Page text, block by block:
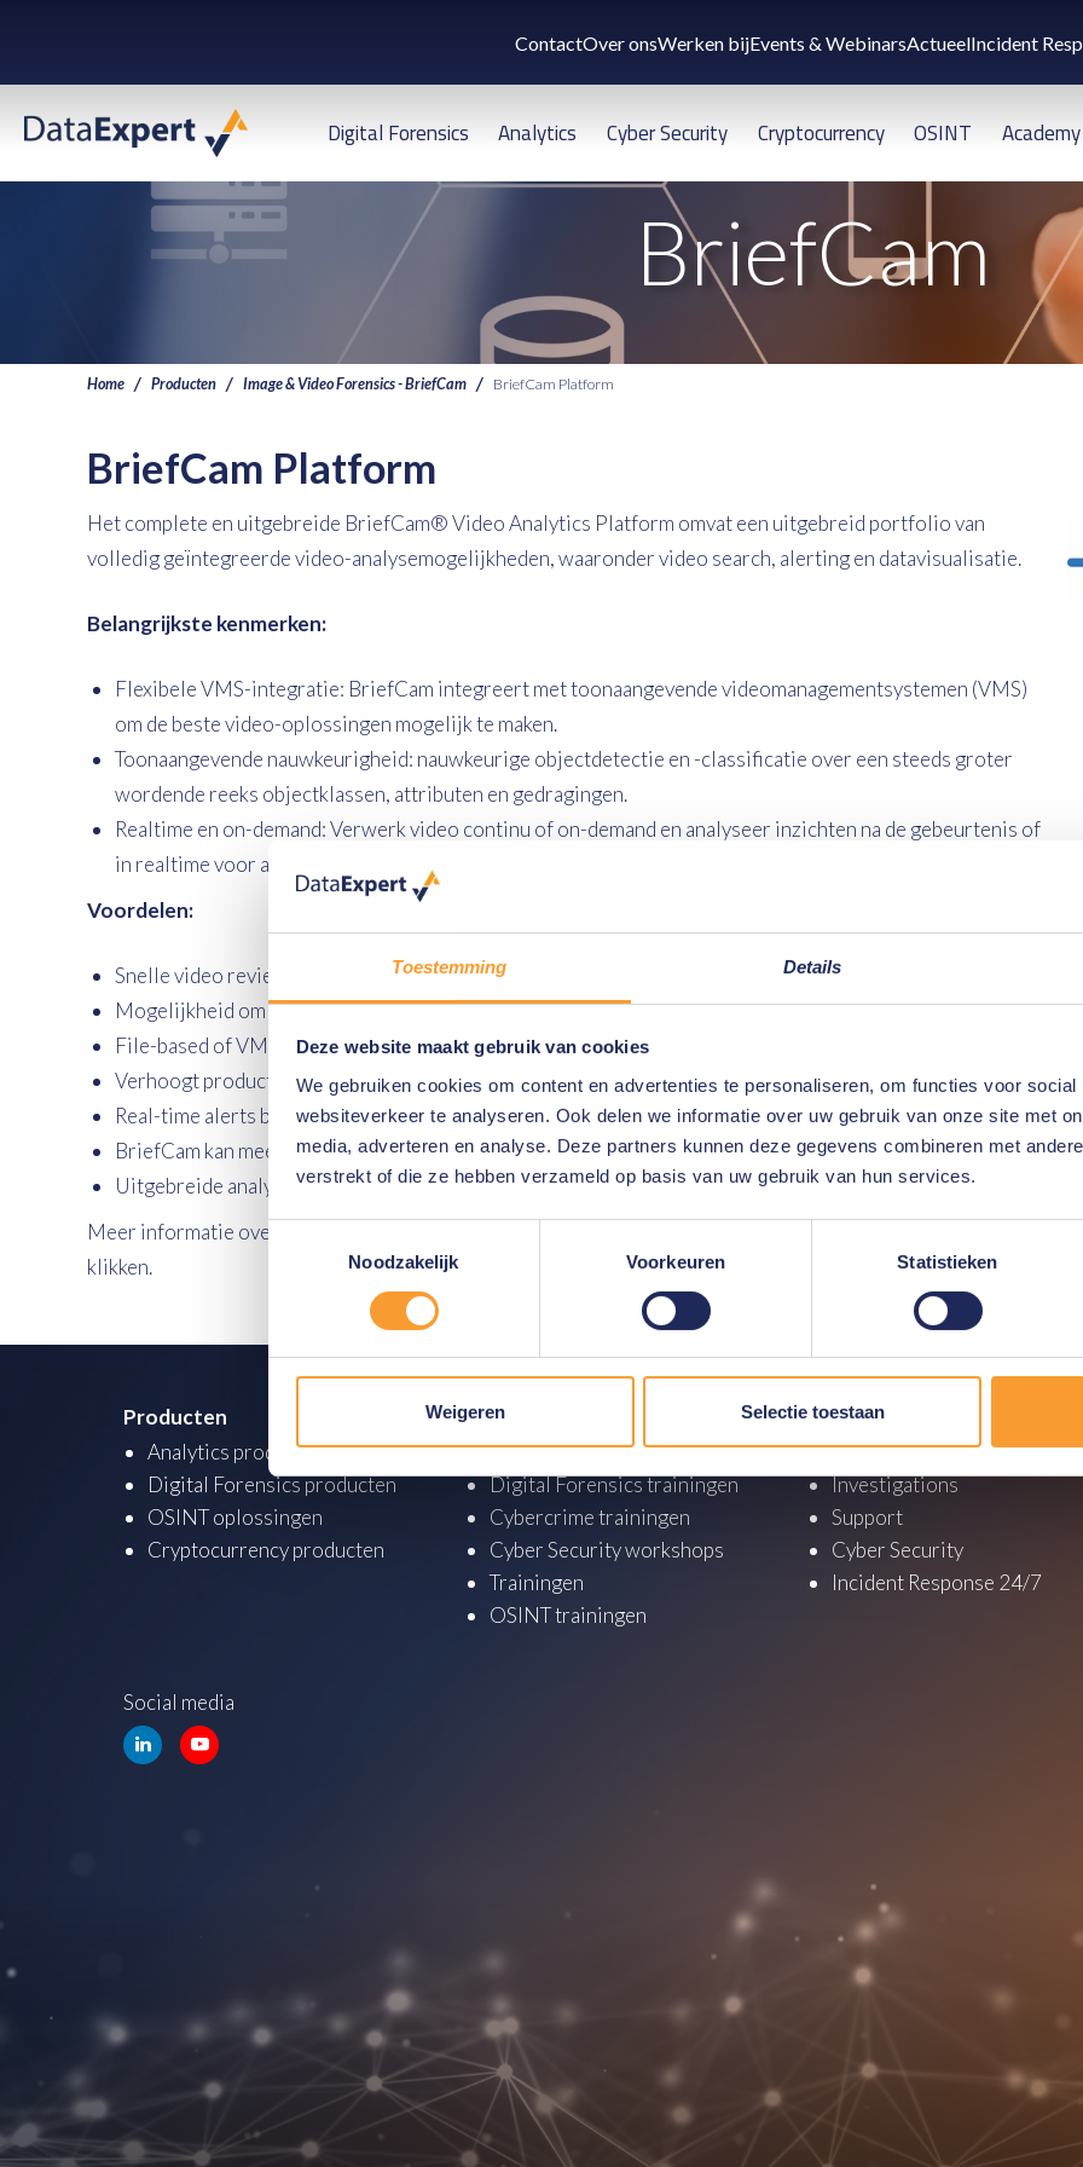
Toestemming Details
Deze website maakt gebruik van cookies
We gebruiken cookies om content en advertenties te personaliseren, om functies voor
websiteverkeer te analyseren. Ook delen we informatie over uw gebruik van onze site met
media, adverteren en analyse. Deze partners kunnen deze gegevens combineren met
verstrekt of die ze hebben verzameld op basis van uw gebruik van hun services.
Toestemmingsselectie
Noodzakelijk
Voorkeuren Statistieken
Weigeren Selectie toestaan
ContactOver onsWerken bijEvents & WebinarsActueelIncident
Digital Forensics Analytics Cyber Security Cryptocurrency OSINT Academy
BriefCam
Home Producten Image & Video Forensics - BriefCam BriefCam Platform
BriefCam Platform
Het complete en uitgebreide BriefCam® Video Analytics Platform omvat een uitgebreid portfolio van
volledig geïntegreerde video-analysemogelijkheden, waaronder video search, alerting en datavisualisatie.
Belangrijkste kenmerken:
Flexibele VMS-integratie: BriefCam integreert met toonaangevende videomanagementsystemen (VMS)
om de beste video-oplossingen mogelijk te maken.
Toonaangevende nauwkeurigheid: nauwkeurige objectdetectie en -classificatie over een steeds groter
wordende reeks objectklassen, attributen en gedragingen.
Realtime en on-demand: Verwerk video continu of on-demand en analyseer inzichten na de gebeurtenis of
in realtime voor alle camera's.
Voordelen:
Snelle video review
Mogelijkheid om te zoeken naar specifieke objecten
File-based of VMS-based video opname voor analyse
Verhoogt productiviteit, bespaart tijd en kosten
Real-time alerts bij live beelden voor direct onderzoek en reactie
BriefCam kan meegroeien met uw operationele behoefte
Uitgebreide analyse en BI mogelijkheden gebaseerd op video surveillance infrastructuur
Meer informatie over Briefcam? Neem
klikken.
Producten
Analytics producten
Digital Forensics producten
OSINT oplossingen
Cryptocurrency producten
Academy
Analytics trainingen
Digital Forensics trainingen
Cybercrime trainingen
Cyber Security workshops
Trainingen
OSINT trainingen
Services
Consultancy
Investigations
Support
Cyber Security
Incident Response 24/7
Social media